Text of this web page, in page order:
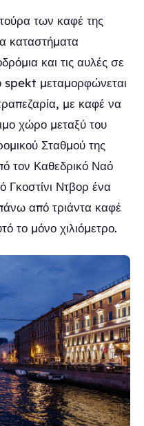
των καφέ της
καταστήματα
και τις αυλές σε
spekt μεταμορφώνεται
με καφέ να
χώρο μεταξύ του
Σταθμού της
τον Καθεδρικό Ναό
Γκοστίνι Ντβορ ένα
από τριάντα καφέ
το μόνο χιλιόμετρο.